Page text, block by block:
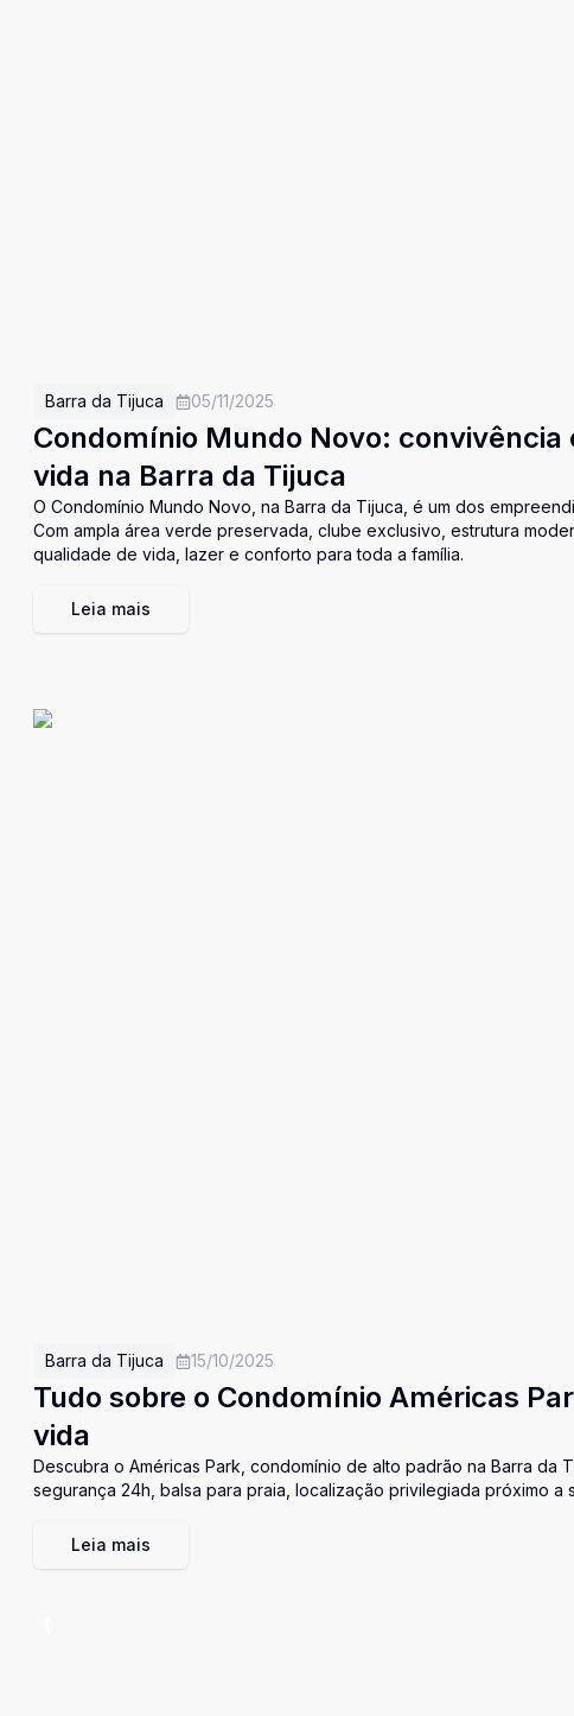
Barra da Tijuca 05/11/2025
Condomínio Mundo Novo:
vida na Barra da Tijuca
O Condomínio Mundo Novo, na Barra da Tijuca, é um dos
Com ampla área verde preservada, clube exclusivo, estrutura
qualidade de vida, lazer e conforto para toda a família.
Leia mais
Barra da Tijuca 15/10/2025
Tudo sobre o Condomínio Américas
vida
Descubra o Américas Park, condomínio de alto padrão na Barra da
segurança 24h, balsa para praia, localização privilegiada próximo a
Leia mais